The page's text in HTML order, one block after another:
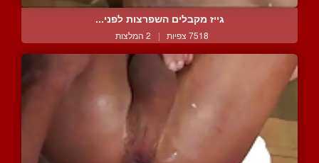
גייז מקבלים השפרצות לפני...
7518 צפיות | 2 המלצות